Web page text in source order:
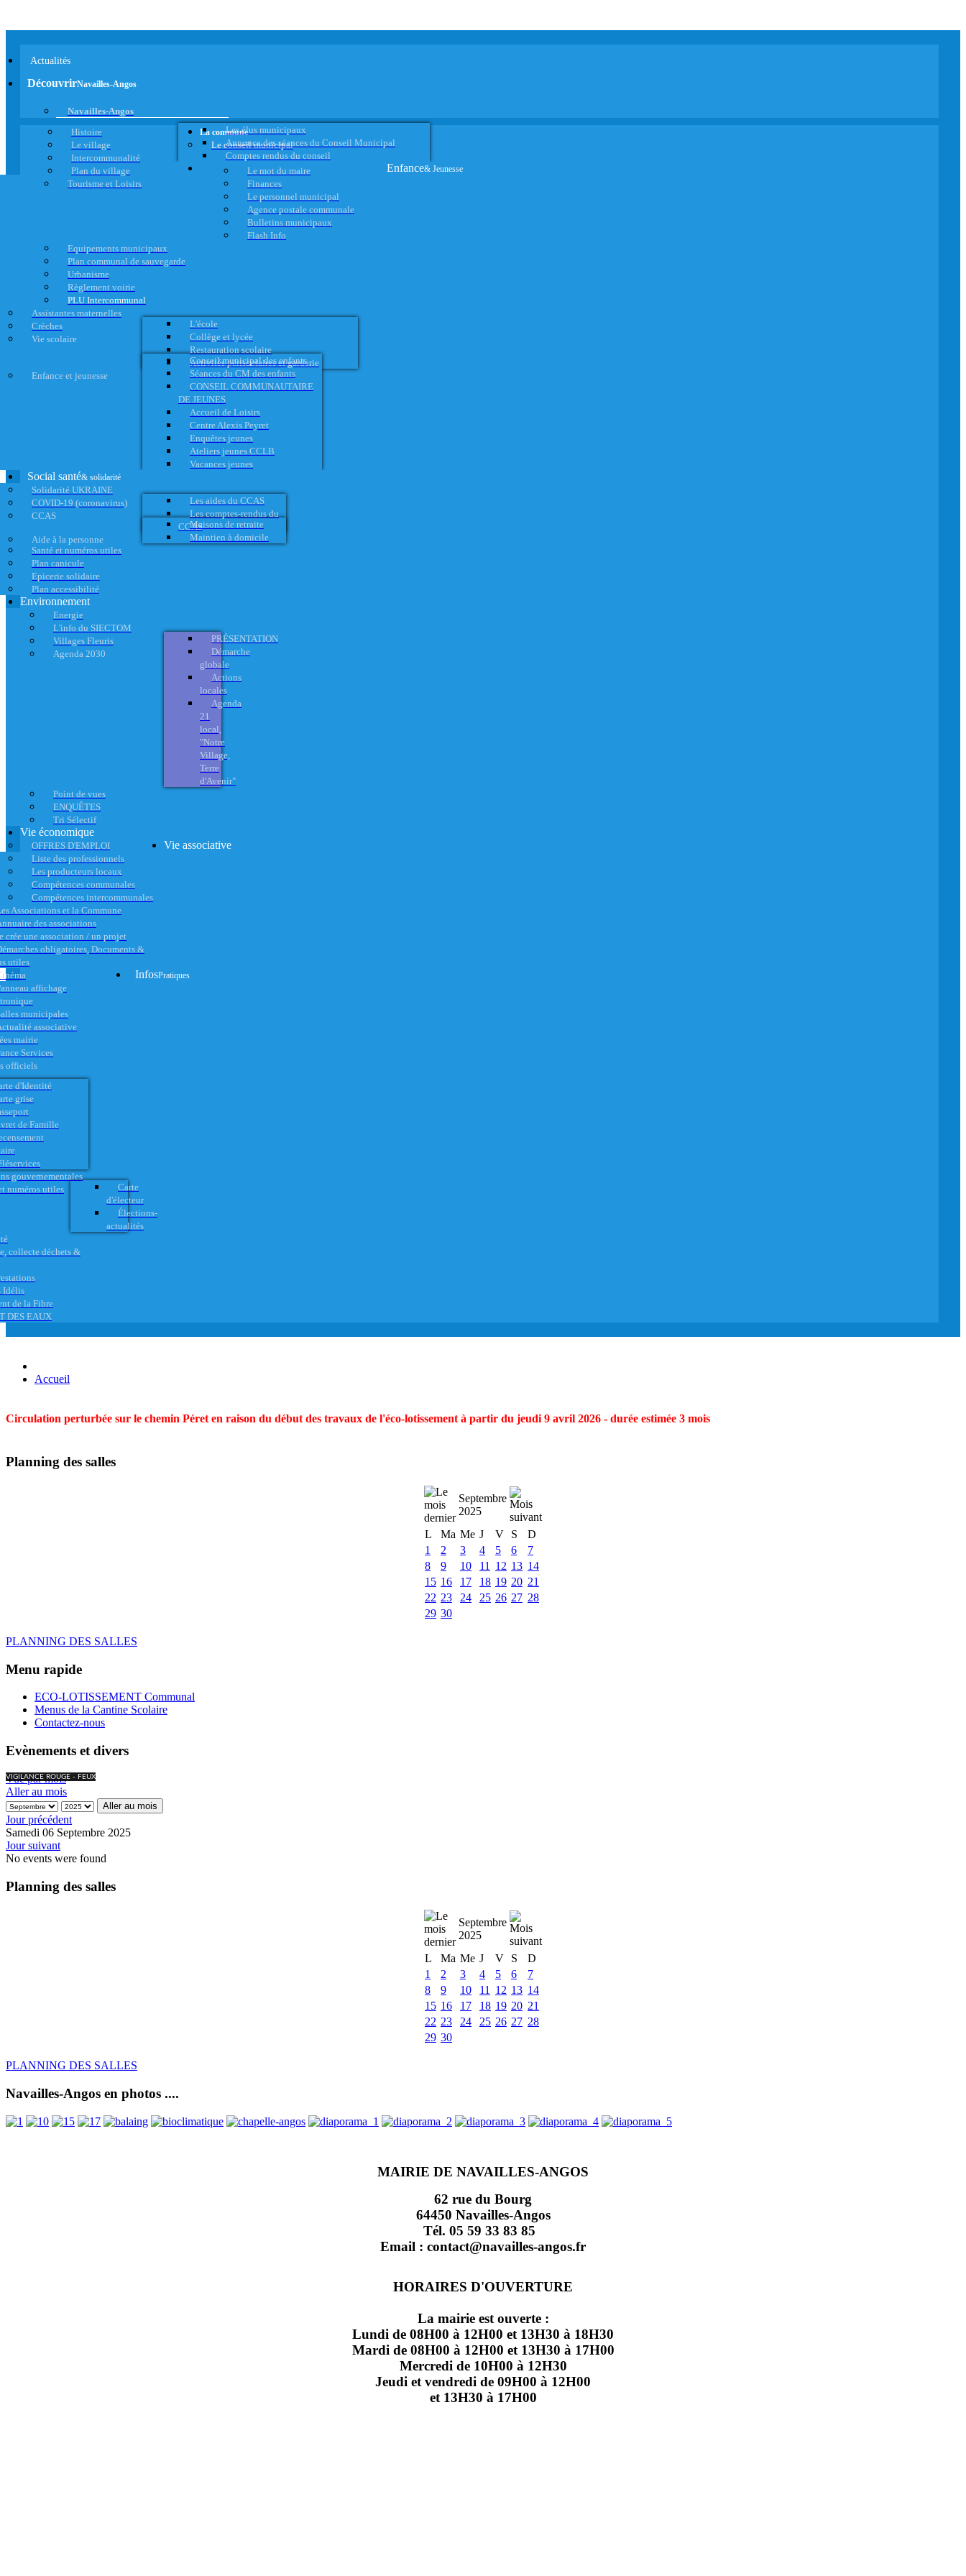
Actualités
DécouvrirNavailles-Angos
Navailles-Angos
Histoire
Le village
Intercommunalité
Plan du village
Tourisme et Loisirs
La commune
Le conseil municipal
Les élus municipaux
Annonce des séances du Conseil Municipal
Comptes rendus du conseil
Le mot du maire
Finances
Le personnel municipal
Agence postale communale
Bulletins municipaux
Flash Info
Equipements municipaux
Plan communal de sauvegarde
Urbanisme
Règlement voirie
PLU Intercommunal
Enfance& Jeunesse
Assistantes maternelles
Crèches
Vie scolaire
L'école
Collège et lycée
Restauration scolaire
Activités périscolaires et garderie
Enfance et jeunesse
Conseil municipal des enfants
Séances du CM des enfants
CONSEIL COMMUNAUTAIRE
DE JEUNES
Accueil de Loisirs
Centre Alexis Peyret
Enquêtes jeunes
Ateliers jeunes CCLB
Vacances jeunes
Social santé& solidarité
Solidarité UKRAINE
COVID-19 (coronavirus)
CCAS
Les aides du CCAS
Les comptes-rendus du
CCAS
Aide à la personne
Maisons de retraite
Maintien à domicile
Santé et numéros utiles
Plan canicule
Epicerie solidaire
Plan accessibilité
Environnement
Energie
L'info du SIECTOM
Villages Fleuris
Agenda 2030
PRÉSENTATION
Démarche
globale
Actions
locales
Agenda
21
local,
"Notre
Village,
Terre
d'Avenir"
Point de vues
ENQUÊTES
Tri Sélectif
Vie économique
OFFRES D'EMPLOI
Liste des professionnels
Les producteurs locaux
Compétences communales
Compétences intercommunales
Vie associative
Associations et la Commune
des associations
crée une association / un projet
obligatoires, Documents &
utiles
affichage
municipales
associative
InfosPratiques
mairie
Services
officiels
d'Identité
grise
de Famille
gouvernementales
numéros utiles
Carte
d'électeur
Élections-
actualités
collecte déchets &
Idélis
de la Fibre
DES EAUX
Accueil
Circulation perturbée sur le chemin Péret en raison du début des travaux de l'éco-lotissement à partir du jeudi 9 avril 2026 - durée estimée 3 mois
Planning des salles
Septembre
2025
L
Ma Me J V S
D
1
2 3 4 5 6
7
8
9 10 11 12 13 14
15 16 17 18 19 20 21
22 23 24 25 26 27 28
29 30
PLANNING DES SALLES
Menu rapide
ECO-LOTISSEMENT Communal
Menus de la Cantine Scolaire
Contactez-nous
Evènements et divers
VIGILANCE ROUGE - FEUX
Vue par mois
Aller au mois
Aller au mois
Jour précédent
Samedi 06 Septembre 2025
Jour suivant
No events were found
Planning des salles
Septembre
2025
L
Ma Me J V S
D
1
2 3 4 5 6
7
8
9 10 11 12 13 14
15 16 17 18 19 20 21
22 23 24 25 26 27 28
29 30
PLANNING DES SALLES
Navailles-Angos en photos ....
MAIRIE DE NAVAILLES-ANGOS
62 rue du Bourg
64450 Navailles-Angos
Tél. 05 59 33 83 85
Email : contact@navailles-angos.fr
HORAIRES D'OUVERTURE
La mairie est ouverte :
Lundi de 08H00 à 12H00 et 13H30 à 18H30
Mardi de 08H00 à 12H00 et 13H30 à 17H00
Mercredi de 10H00 à 12H30
Jeudi et vendredi de 09H00 à 12H00
et 13H30 à 17H00